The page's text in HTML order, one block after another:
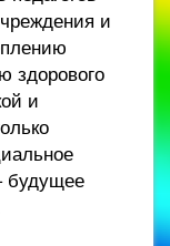
и
здорового
и
будущее